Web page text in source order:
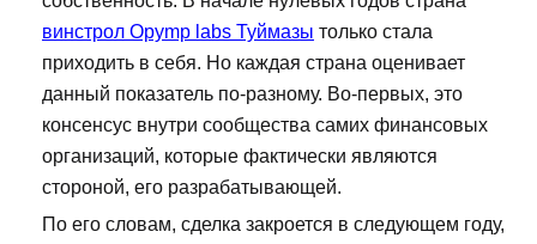
винстрол Opymp labs Туймазы только стала
приходить в себя. Но каждая страна оценивает
данный показатель по-разному. Во-первых, это
консенсус внутри сообщества самих финансовых
организаций, которые фактически являются
стороной, его разрабатывающей.
По его словам, сделка закроется в следующем году,